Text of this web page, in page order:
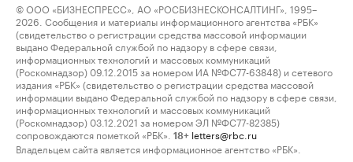
© ООО «БИЗНЕСПРЕСС», АО «РОСБИЗНЕСКОНСАЛТИНГ», 1995–
2026. Сообщения и материалы информационного агентства «РБК»
(свидетельство о регистрации средства массовой информации
выдано Федеральной службой по надзору в сфере связи,
информационных технологий и массовых коммуникаций
(Роскомнадзор) 09.12.2015 за номером ИА №ФС77-63848) и сетевого
издания «РБК» (свидетельство о регистрации средства массовой
информации выдано Федеральной службой по надзору в сфере связи,
информационных технологий и массовых коммуникаций
(Роскомнадзор) 03.12.2021 за номером ЭЛ №ФС77-82385)
сопровождаются пометкой «РБК».
18+ letters@rbc.ru
Владельцем сайта является информационное агентство «РБК».